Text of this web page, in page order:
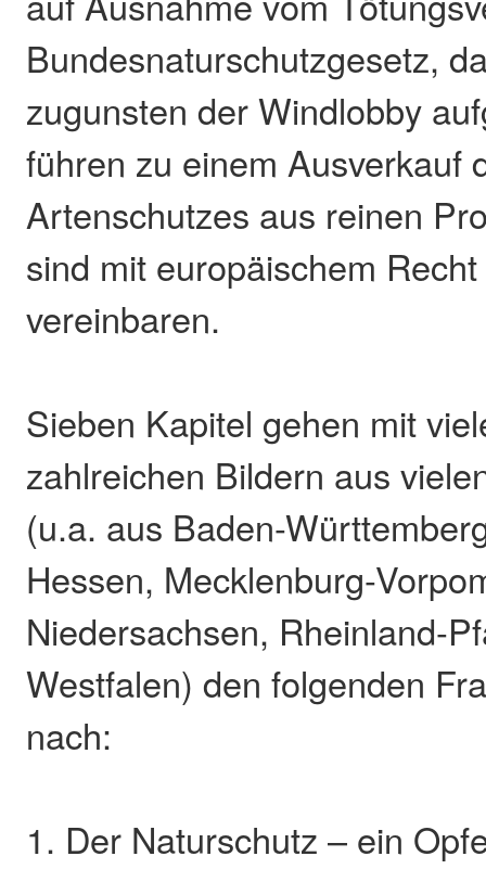
Bundesnaturschutzgesetz,
zugunsten der Windlobby
führen zu einem Ausverkauf
Artenschutzes aus reinen
sind mit europäischem
vereinbaren.
Sieben Kapitel gehen mit
zahlreichen Bildern aus
(u.a. aus Baden-
Hessen, Mecklenburg-
Niedersachsen, Rheinland-
Westfalen) den folgenden
nach:
1. Der Naturschutz – ein